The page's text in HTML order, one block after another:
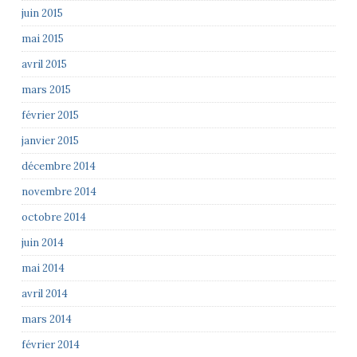
juin 2015
mai 2015
avril 2015
mars 2015
février 2015
janvier 2015
décembre 2014
novembre 2014
octobre 2014
juin 2014
mai 2014
avril 2014
mars 2014
février 2014